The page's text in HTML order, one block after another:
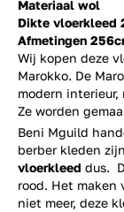
Materiaal wol
Dikte vloerkleed
Afmetingen
Wij kopen deze
Marokko. De
modern interieur,
Ze worden
Beni Mguild
berber kleden
vloerkleed dus.
rood. Het maken
niet meer, deze